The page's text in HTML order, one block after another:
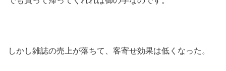
しかし雑誌の売上が落ちて、客寄せ効果は低くなった。